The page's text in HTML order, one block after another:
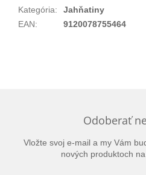
Kategória:
Jahňatiny
EAN: 9120078755464
Odoberať
Vložte svoj e-mail a my Vám
nových produktoch